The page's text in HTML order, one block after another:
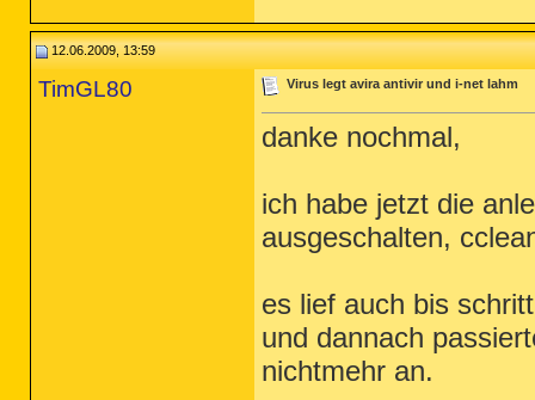
12.06.2009, 13:59
TimGL80 Virus legt avira antivir und i-net lahm
danke nochmal,
ich habe jetzt die
ausgeschalten,
es lief auch bis
und dannach
nichtmehr an.